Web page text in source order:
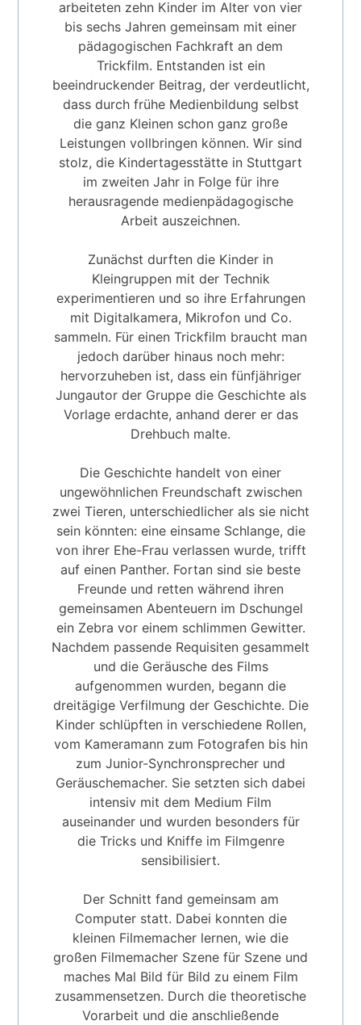
arbeiteten zehn Kinder im Alter von vier
bis sechs Jahren gemeinsam mit einer
pädagogischen Fachkraft an dem
Trickfilm. Entstanden ist ein
beeindruckender Beitrag, der verdeutlicht,
dass durch frühe Medienbildung selbst
die ganz Kleinen schon ganz große
Leistungen vollbringen können. Wir sind
stolz, die Kindertagesstätte in Stuttgart
im zweiten Jahr in Folge für ihre
herausragende medienpädagogische
Arbeit auszeichnen.
Zunächst durften die Kinder in
Kleingruppen mit der Technik
experimentieren und so ihre Erfahrungen
mit Digitalkamera, Mikrofon und Co.
sammeln. Für einen Trickfilm braucht man
jedoch darüber hinaus noch mehr:
hervorzuheben ist, dass ein fünfjähriger
Jungautor der Gruppe die Geschichte als
Vorlage erdachte, anhand derer er das
Drehbuch malte.
Die Geschichte handelt von einer
ungewöhnlichen Freundschaft zwischen
zwei Tieren, unterschiedlicher als sie nicht
sein könnten: eine einsame Schlange, die
von ihrer Ehe-Frau verlassen wurde, trifft
auf einen Panther. Fortan sind sie beste
Freunde und retten während ihren
gemeinsamen Abenteuern im Dschungel
ein Zebra vor einem schlimmen Gewitter.
Nachdem passende Requisiten gesammelt
und die Geräusche des Films
aufgenommen wurden, begann die
dreitägige Verfilmung der Geschichte. Die
Kinder schlüpften in verschiedene Rollen,
vom Kameramann zum Fotografen bis hin
zum Junior-Synchronsprecher und
Geräuschemacher. Sie setzten sich dabei
intensiv mit dem Medium Film
auseinander und wurden besonders für
die Tricks und Kniffe im Filmgenre
sensibilisiert.
Der Schnitt fand gemeinsam am
Computer statt. Dabei konnten die
kleinen Filmemacher lernen, wie die
großen Filmemacher Szene für Szene und
maches Mal Bild für Bild zu einem Film
zusammensetzen. Durch die theoretische
Vorarbeit und die anschließende